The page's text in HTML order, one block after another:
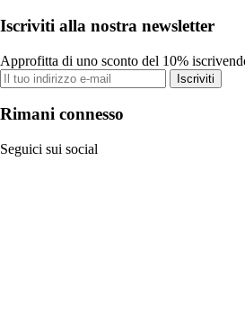
Iscriviti alla nostra newsletter
Approfitta di uno sconto del 10%
Iscriviti
Rimani connesso
Seguici sui social